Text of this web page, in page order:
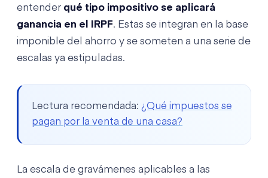
entender qué tipo impositivo se aplicará
ganancia en el IRPF. Estas se integran en la base
imponible del ahorro y se someten a una serie de
escalas ya estipuladas.
Lectura recomendada: ¿Qué impuestos se
pagan por la venta de una casa?
La escala de gravámenes aplicables a las